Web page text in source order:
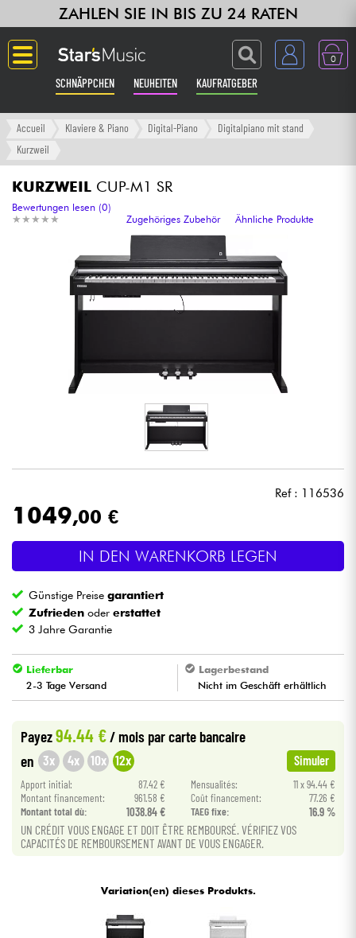
ZAHLEN SIE IN BIS ZU 24 RATEN
0
SCHNÄPPCHEN NEUHEITEN KAUFRATGEBER
Langue
Verstärker & Effekte
Klaviere & Piano
Synths & samplers
Kopfhörer
Licht
Blasinstrumente
Violinen & Quartett
Kabel & Zubehöre
HiFi
Bundle
Accueil Klaviere & Piano Digital-Piano
Digitalpiano mit stand
Kurzweil
KURZWEIL CUP-M1 SR
★ ★ ★ ★ ★
★ ★ ★ ★ ★
Bewertungen lesen (0)
Zugehöriges Zubehör
Ähnliche Produkte
Ref : 116536
1049,00 €
IN DEN WARENKORB LEGEN
Günstige Preisegarantiert
Zufrieden odererstattet
3 Jahre Garantie
Lieferbar
2-3 Tage Versand
Lagerbestand
Nicht im Geschäft erhältlich
Payez94.44 €/ mois par carte bancaire
en 3x 4x 10x 12x Simuler
Apport initial: 87.42 € Mensualités:
11 x 94.44 €
Montant financement:
961.58 € Coût financement:
77.26 €
Montant total dù:
1038.84 € TAEG fixe: 16.9 %
UN CRÉDIT VOUS ENGAGE ET DOIT ÊTRE REMBOURSÉ. VÉRIFIEZ VOS
CAPACITÉS DE REMBOURSEMENT AVANT DE VOUS ENGAGER.
Variation(en) dieses Produkts.